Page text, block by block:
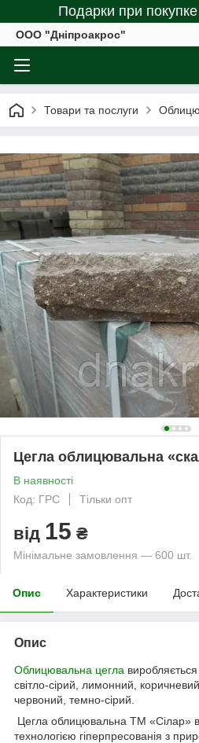
Подарки при
ООО "Дніпроакрос"
Товари та послуги
Цегла облицювальна
В наявності
Код: ГРС
Тільки опт
від 15 ₴
Мінімальне замовлення — 600 шт.
Опис Характеристики
Опис
Облицювальна цегла
світло-сірий, лимонний,
червоний, темно-сірий.
Цегла облицювальна ТМ «Сілар»
технологією гіперпресованія з